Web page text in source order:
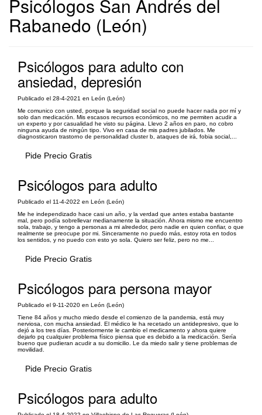
Psicólogos San Andrés del
Rabanedo (León)
Psicólogos para adulto con
ansiedad, depresión
Publicado el 28-4-2021 en León (León)
Me comunico con usted, porque la seguridad social no puede hacer nada por mí y
solo dan medicación. Mis escasos recursos económicos, no me permiten acudir a
un experto y por casualidad he visto su página. Llevo 2 años en paro, no cobro
ninguna ayuda de ningún tipo. Vivo en casa de mis padres jubilados. Me
diagnosticaron trastorno de personalidad cluster b, ataques de irá, fobia social,...
Pide Precio Gratis
Psicólogos para adulto
Publicado el 11-4-2022 en León (León)
Me he independizado hace casi un año, y la verdad que antes estaba bastante
mal, pero podía sobrellevar medianamente la situación. Ahora mismo me encuentro
sola, trabajo, y tengo a personas a mi alrededor, pero nadie en quien confiar, o que
realmente se preocupe por mi. Sinceramente no puedo más, estoy rota en todos
los sentidos, y no puedo con esto yo sola. Quiero ser feliz, pero no me...
Pide Precio Gratis
Psicólogos para persona mayor
Publicado el 9-11-2020 en León (León)
Tiene 84 años y mucho miedo desde el comienzo de la pandemia, está muy
nerviosa, con mucha ansiedad. El médico le ha recetado un antidepresivo, que lo
dejó a los tres días. Posteriormente le cambio el medicamento y ahora quiere
dejarlo pq cualquier problema físico piensa que es debido a la medicación. Sería
bueno que pudieran acudir a su domicilio. Le da miedo salir y tiene problemas de
movilidad.
Pide Precio Gratis
Psicólogos para adulto